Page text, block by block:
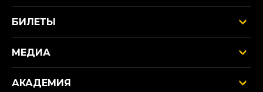
БИЛЕТЫ
МЕДИА
АКАДЕМИЯ